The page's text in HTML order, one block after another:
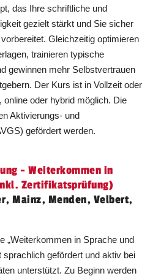
das Ihre schriftliche und
gezielt stärkt und Sie sicher
Gleichzeitig optimieren
trainieren typische
gewinnen mehr Selbstvertrauen
Der Kurs ist in Vollzeit oder
online oder hybrid möglich. Die
Aktivierungs- und
gefördert werden.
- Weiterkommen in
Zertifikatsprüfung)
Mainz, Menden, Velbert,
„Weiterkommen in Sprache und
sprachlich gefördert und aktiv bei
unterstützt. Zu Beginn werden